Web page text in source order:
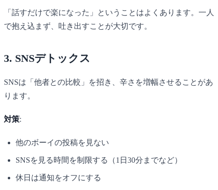
「話すだけで楽になった」ということはよくあります。一人
で抱え込まず、吐き出すことが大切です。
3. SNSデトックス
SNSは「他者との比較」を招き、辛さを増幅させることがあ
ります。
対策:
他のボーイの投稿を見ない
SNSを見る時間を制限する（1日30分までなど）
休日は通知をオフにする